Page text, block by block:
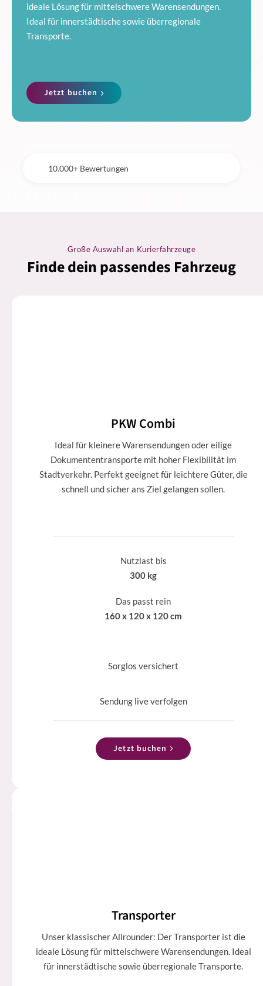
ideale Lösung für mittelschwere Warensendungen.
Ideal für innerstädtische sowie überregionale
Transporte.
Jetzt buchen
10.000+ Bewertungen
Große Auswahl an Kurierfahrzeuge
Finde dein passendes Fahrzeug
PKW Combi
Ideal für kleinere Warensendungen oder eilige
Dokumententransporte mit hoher Flexibilität im
Stadtverkehr. Perfekt geeignet für leichtere Güter, die
schnell und sicher ans Ziel gelangen sollen.
Nutzlast bis
300 kg
Das passt rein
160 x 120 x 120 cm
Sorglos versichert
Sendung live verfolgen
Jetzt buchen
Transporter
Unser klassischer Allrounder: Der Transporter ist die
ideale Lösung für mittelschwere Warensendungen. Ideal
für innerstädtische sowie überregionale Transporte.